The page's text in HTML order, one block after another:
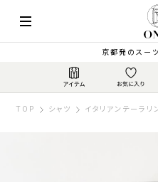
京都発のスー
TOP シャツ イタリアンテーラ